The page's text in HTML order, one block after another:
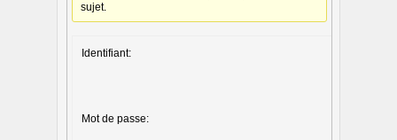
sujet.
Identifiant:
Mot de passe: